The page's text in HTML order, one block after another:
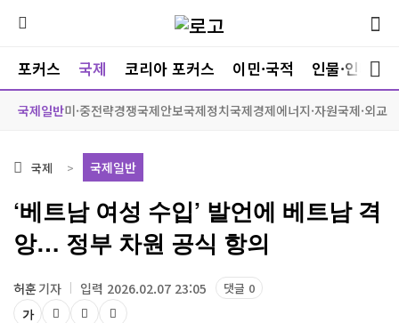
포커스 국제 코리아 포커스 이민·국적 인물·인터뷰
국제일반미·중전략경쟁국제안보국제정치국제경제에너지·자원국제·외교
국제 국제일반
‘베트남 여성 수입’ 발언에 베트남 격
앙… 정부 차원 공식 항의
허훈기자 입력 2026.02.07 23:05
댓글 0
가